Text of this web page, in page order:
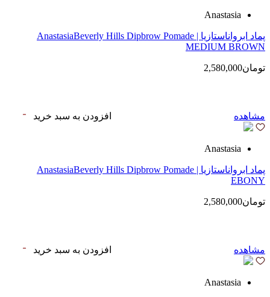
Anastasia
پماد ابرواناستازیا | AnastasiaBeverly Hills Dipbrow Pomade
MEDIUM BROWN
تومان2,580,000
مشاهده افزودن به سبد خرید
Anastasia
پماد ابرواناستازیا | AnastasiaBeverly Hills Dipbrow Pomade
EBONY
تومان2,580,000
مشاهده افزودن به سبد خرید
Anastasia